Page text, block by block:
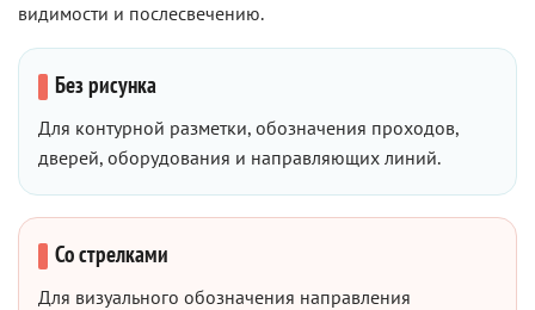
видимости и послесвечению.
Без рисунка
Для контурной разметки, обозначения проходов,
дверей, оборудования и направляющих линий.
Со стрелками
Для визуального обозначения направления